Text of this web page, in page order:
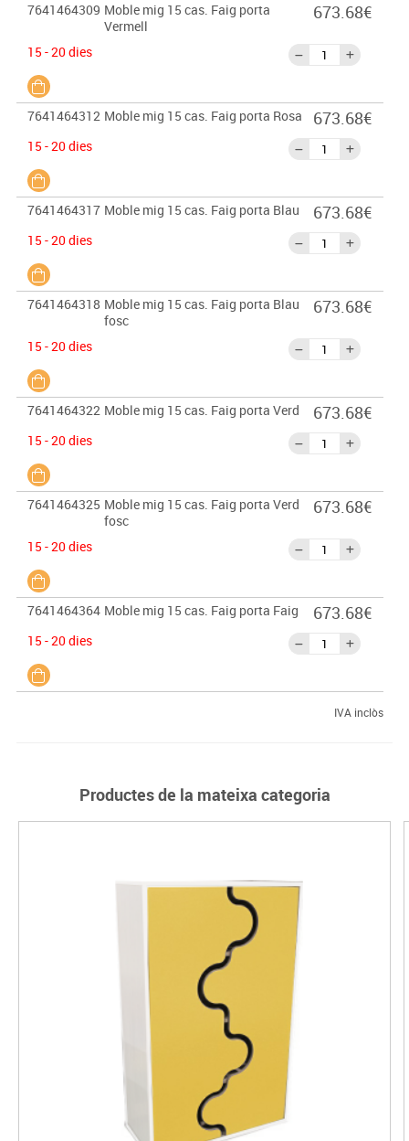
7641464309 Moble mig 15 cas. Faig porta
Vermell
15 - 20 dies
673.68€
7641464312 Moble mig 15 cas. Faig porta Rosa
15 - 20 dies
673.68€
7641464317 Moble mig 15 cas. Faig porta Blau
15 - 20 dies
673.68€
7641464318 Moble mig 15 cas. Faig porta Blau
fosc
15 - 20 dies
673.68€
7641464322 Moble mig 15 cas. Faig porta Verd
15 - 20 dies
673.68€
7641464325 Moble mig 15 cas. Faig porta Verd
fosc
15 - 20 dies
673.68€
7641464364 Moble mig 15 cas. Faig porta Faig
15 - 20 dies
673.68€
IVA inclòs
Productes de la mateixa categoria